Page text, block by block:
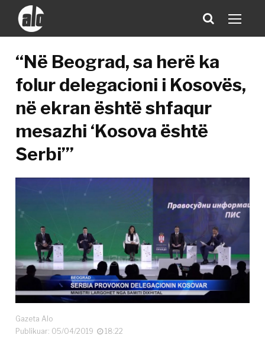
“Në Beograd, sa herë ka
folur delegacioni i Kosovës,
në ekran është shfaqur
mesazhi ‘Kosova është
Serbi’”
Gazeta Alo
Publikuar: 05/04/2019
18:22